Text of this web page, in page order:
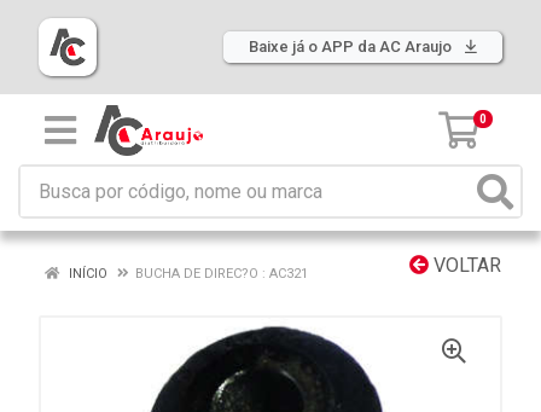
Baixe já o APP da AC Araujo
0
VOLTAR
INÍCIO BUCHA DE DIREC?O : AC321